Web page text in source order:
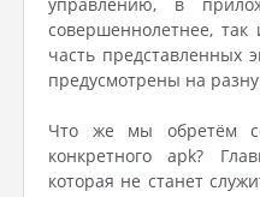
совершеннолетнее, так
часть представленных
предусмотрены на
Что же мы обретём
конкретного apk?
которая не станет